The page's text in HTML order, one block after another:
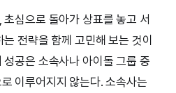
심으로 돌아가 상표를 놓고 서
전략을 함께 고민해 보는 것이
공은 소속사나 아이돌 그룹 중
이루어지지 않는다. 소속사는